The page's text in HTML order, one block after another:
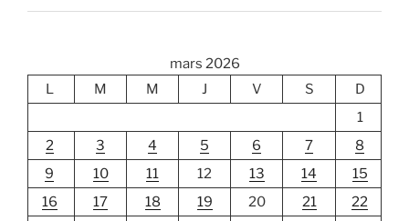
mars 2026
L
M M J V S
D
1
2
3 4 5 6 7
8
9
10 11 12 13 14
15
16
17 18 19 20 21
22